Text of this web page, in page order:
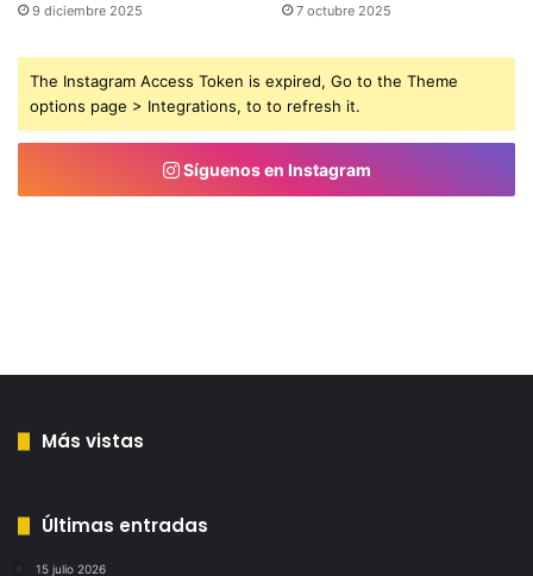
9 diciembre 2025 7 octubre 2025
The Instagram Access Token is expired, Go to the Theme
options page > Integrations, to to refresh it.
Síguenos en Instagram
Más vistas
Últimas entradas
15 julio 2026